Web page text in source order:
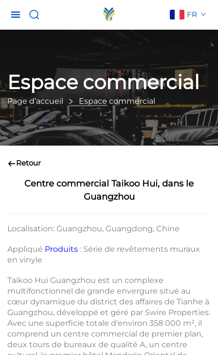
FR
Espace commercial
Page d’accueil Espace commercial
Retour
Centre commercial Taikoo Hui, dans le
Guangzhou
Localisation: Guangzhou, Guangdong, Chine
Appliqué Produits : Série de revêtements muraux
en vinyle
Taikoo Hui Guangzhou est un complexe
multifonctionnel de grande envergure situé au
cœur dynamique du district des affaires de Tianhe à
Guangzhou, développé et géré par Swire Properties.
Avec une superficie totale d'environ 358 000 m², il
comprend un centre commercial de premier plan,
deux tours de bureaux de qualité A, un centre